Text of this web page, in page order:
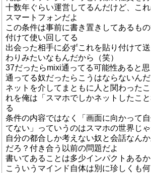
十数年ぐらい運営してるんだけど、こ
スマートフォンだよ
この条件は事前に書き置きしてあるも
付けて使い回してる
出会った相手に必ずこれを貼り付けて
わりみたいなもんだから（笑）
37だったらmixi通ってる可能性あると
通ってる奴だったらこうはならないんだ
ネットを介してまともに人と関わった
れを俺は「スマホでしかネットしたこ
る
条件の内容ではなく「画面に向かって
てない」っていうのはスマホの世界じ
自分の都合しか考えない奴と会話なん
だろ？付き合う以前の問題だよ
書いてあることは多少インパクトあるか
こういうマインド自体は別に珍しくも